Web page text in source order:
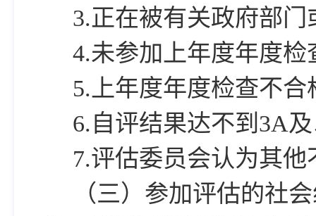
3.正在被有关政府部
4.未参加上年度年度检
5. 上年度年度检查不
6.自评结果达不到3A
7.评估委员会认为其他
（三）参加评估的社